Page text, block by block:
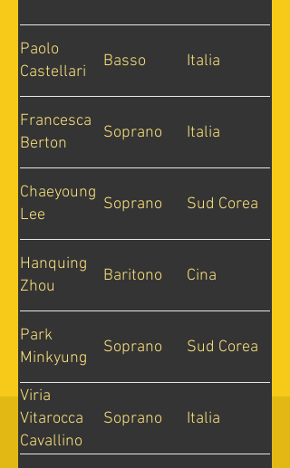
Paolo
Castellari
Basso Italia
Francesca
Berton
Soprano Italia
Chaeyoung
Lee
Soprano Sud Corea
Hanquing
Zhou
Baritono Cina
Park
Minkyung
Soprano Sud Corea
Viria
Vitarocca
Cavallino
Soprano Italia